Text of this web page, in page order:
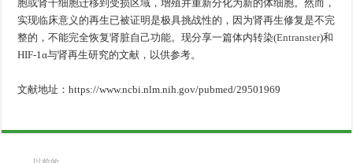
胞或肾干细胞迁移到受损区域，增殖并重新分化为新的体细胞。然而，
实现临床意义的再生已被证明是极具挑战性的，因为肾再生修复是不完
整的，不能完全恢复肾脏自己功能。现分享一篇体内转染(Entranster)和
HIF-1α与肾再生研究的文献，以供参考。
文献地址：https://www.ncbi.nlm.nih.gov/pubmed/29501969